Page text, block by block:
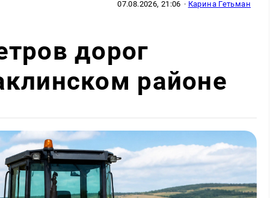
07.08.2026, 21:06 · Карина Гетьман
дорог
районе